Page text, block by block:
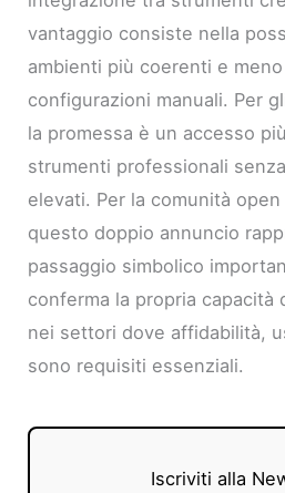
vantaggio consiste nella
ambienti più coerenti e
configurazioni manuali. Per
la promessa è un accesso
strumenti professionali
elevati. Per la comunità
questo doppio annuncio
passaggio simbolico
conferma la propria capacità
nei settori dove affidabilità,
sono requisiti essenziali.
Iscriviti alla